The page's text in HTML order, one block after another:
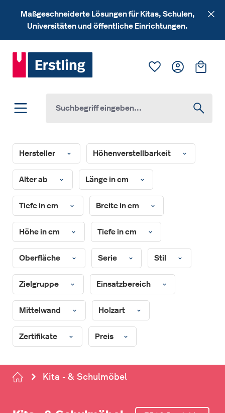
Zum Hauptinhalt springen
Maßgeschneiderte Lösungen für Kitas, Schulen,
Universitäten und öffentliche Einrichtungen.
Du hast 0
Hersteller Höhenverstellbarkeit
Alter ab Länge in cm
Tiefe in cm Breite in cm
Höhe in cm Tiefe in cm
Oberfläche Serie Stil
Zielgruppe Einsatzbereich
Mittelwand Holzart
Zertifikate Preis
Kita - & Schulmöbel